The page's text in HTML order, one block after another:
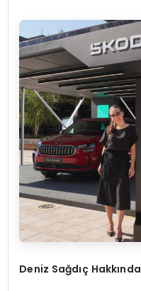
Deniz Sağdıç Hakkında